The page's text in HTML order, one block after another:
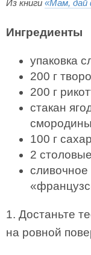
Из книги «Мам, дай
Ингредиенты
упаковка
200 г
200 г
стакан
100 г
2
1. Достаньте
на ровной